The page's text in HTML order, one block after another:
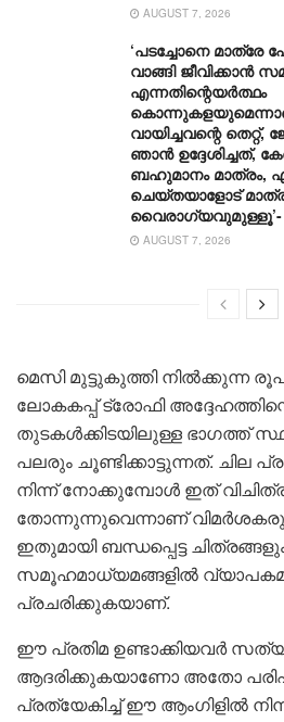
AUGUST 7, 2026
‘പടച്ചോനെ
വാങ്ങി ജീവിക്കാൻ
എന്നതിന്റെയർത്ഥം
വായിച്ചവന്റെ
ഞാൻ ഉദ്ദേശിച്ചത്,
ബഹുമാനം മാത്രം,
ചെയ്തയാളോട്
AUGUST 7, 2026
മെസി മുട്ടുകുത്തി നിൽക്കുന്ന
ലോകകപ്പ് ട്രോഫി
തുടകൾക്കിടയിലുള്ള ഭാഗത്ത്
പലരും ചൂണ്ടിക്കാട്ടുന്നത്. ചില
നിന്ന് നോക്കുമ്പോൾ ഇത്
തോന്നുന്നുവെന്നാണ്
ഇതുമായി ബന്ധപ്പെട്ട
സമൂഹമാധ്യമങ്ങളിൽ
പ്രചരിക്കുകയാണ്.
ഈ പ്രതിമ ഉണ്ടാക്കിയവർ
ആദരിക്കുകയാണോ അതോ
പ്രത്യേകിച്ച് ഈ ആംഗിളിൽ